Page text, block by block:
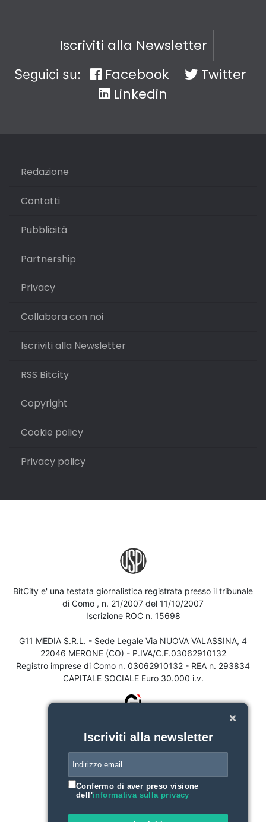
Iscriviti alla Newsletter
Seguici su: Facebook
Twitter
Linkedin
Redazione
Contatti
Pubblicità
Partnership
Privacy
Collabora con noi
Iscriviti alla Newsletter
RSS Bitcity
Copyright
Cookie policy
Privacy policy
BitCity e' una testata giornalistica registrata presso il tribunale
di Como , n. 21/2007 del 11/10/2007
Iscrizione ROC n. 15698
G11 MEDIA S.R.L. - Sede Legale Via NUOVA VALASSINA, 4
22046 MERONE (CO) - P.IVA/C.F.03062910132
Registro imprese di Como n. 03062910132 - REA n. 293834
CAPITALE SOCIALE Euro 30.000 i.v.
Iscriviti alla newsletter
Confermo di aver preso visione
dell'informativa sulla privacy